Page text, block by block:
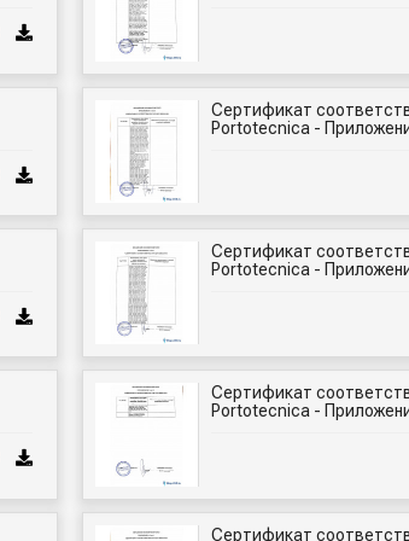
Сертификат
Portotecnica -
Сертификат
Portotecnica -
Сертификат
Portotecnica -
Сертификат